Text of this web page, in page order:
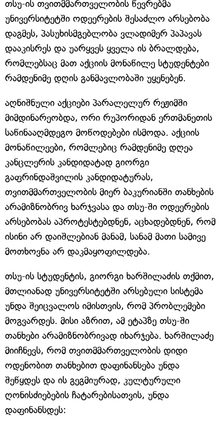
თსუ-ის თვითმმართველობის წევრებმა
უნივერსიტეტში ოდეერების შესაძლო არსებობა
დაგმეს, პასუხისმგებლობა ვლადიმერ პაპავას
დააკისრეს და უარყვეს ყველა ის ბრალდება,
რომლებსაც მათ აქციის მონაწილე სტუდენტები
რამდენიმე დღის განმავლობაში უყენებენ.
აღნიშნული აქციები პარალელურ რეჟიმში
მიმდინარეობდა, ორი რუპორიდან ერთმანეთის
საწინააღმდეგო მოწოდებები ისმოდა. აქციის
მონაწილეები, რომლებიც რამდენიმე დღეა
კანცლერის კანდიდატად გიორგი
გაფრინდაშვილის კანდიდატურას,
თვითმმართველობის მიერ ბაკურიანში თანხების
არამიზნობრივ ხარჯვასა და თსუ-ში ოდეერების
არსებობას აპროტესტებდნენ, აცხადებდნენ, რომ
ისინი არ დაიშლებიან მანამ, სანამ მათი სამივე
მოთხოვნა არ დაკმაყოფილდება.
თსუ-ის სტუდენტის, გიორგი ხარშილაძის თქმით,
მთლიანად უნივერსიტეტში არსებული სისტემა
უნდა შეიცვალოს იმისთვის, რომ პრობლემები
მოგვარდეს. მისი აზრით, ამ ეტაპზე თსუ-ში
თანხები არამიზნობრივად იხარჯება. ხარშილაძე
მიიჩნევს, რომ თვითმმართველობის დიდი
ოდენობით თანხებით დაფინანსება უნდა
შეწყდეს და ის გეგმიურად, კულტურული
ღონისძიებების ჩატარებისათვის, უნდა
დაფინანსდეს: